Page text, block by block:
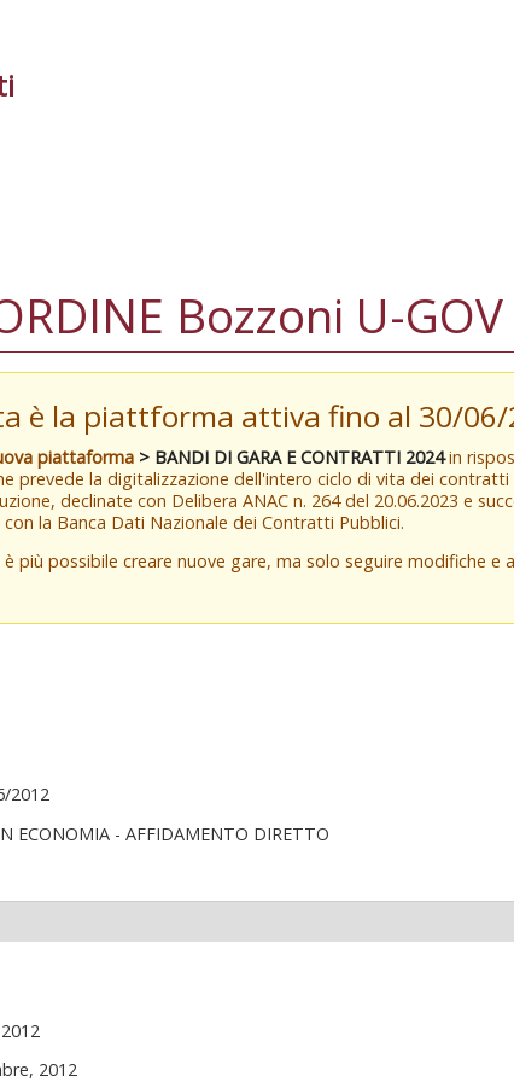
Bozzoni U-
è la piattforma attiva fino al 30/
piattaforma > BANDI DI GARA E CONTRATTI 2024in
prevede la digitalizzazione dell'intero ciclo di vita dei
declinate con Delibera ANAC n. 264 del 20.06.2023 e
la Banca Dati Nazionale dei Contratti Pubblici.
più possibile creare nuove gare, ma solo seguire modifiche
2012
ECONOMIA - AFFIDAMENTO DIRETTO
2012